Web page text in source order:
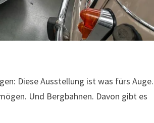
Diese Ausstellung ist was fürs Auge.
Und Bergbahnen. Davon gibt es